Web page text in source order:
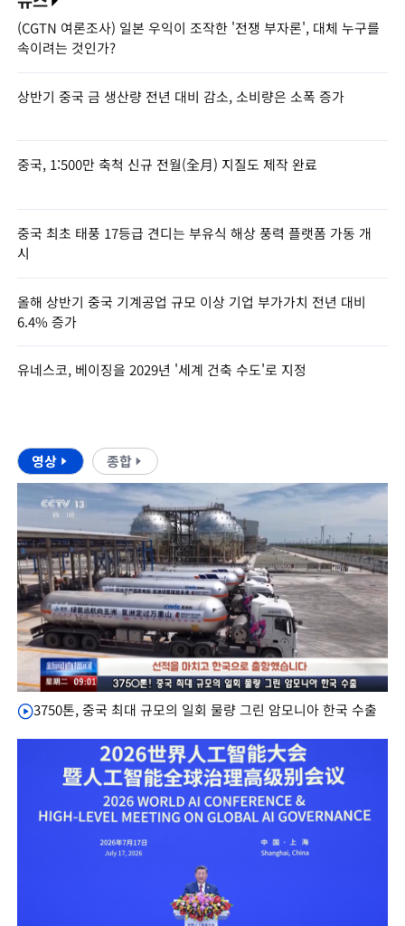
(CGTN 여론조사) 일본 우익이 조작한 '전쟁 부자론', 대체 누구를
속이려는 것인가?
상반기 중국 금 생산량 전년 대비 감소, 소비량은 소폭 증가
중국, 1:500만 축척 신규 전월(全月) 지질도 제작 완료
중국 최초 태풍 17등급 견디는 부유식 해상 풍력 플랫폼 가동 개
시
올해 상반기 중국 기계공업 규모 이상 기업 부가가치 전년 대비
6.4% 증가
유네스코, 베이징을 2029년 '세계 건축 수도'로 지정
영상 종합
3750톤, 중국 최대 규모의 일회 물량 그린 암모니아 한국 수출